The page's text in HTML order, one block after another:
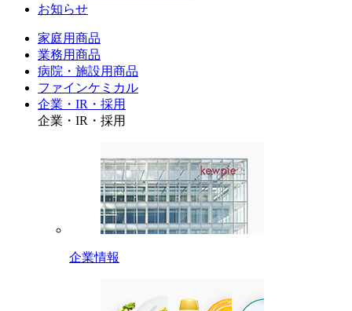
お知らせ
家庭用商品
業務用商品
病院・施設用商品
ファインケミカル
企業・IR・採用
企業・IR・採用
企業情報